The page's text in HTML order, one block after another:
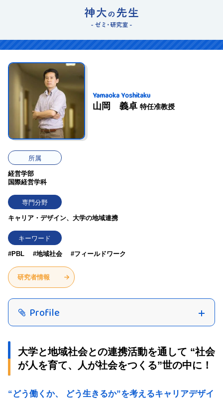
Yamaoka Yoshitaku
山岡 義卓 特任准教授
所属
経営学部
国際経営学科
専門分野
キャリア・デザイン、大学の地域連携
キーワード
#PBL #地域社会 #フィールドワーク
研究者情報
Profile
大学と地域社会との連携活動を通して “社会
が人を育て、人が社会をつくる”世の中に！
“どう働くか、 どう生きるか”を考えるキャリアデザイ